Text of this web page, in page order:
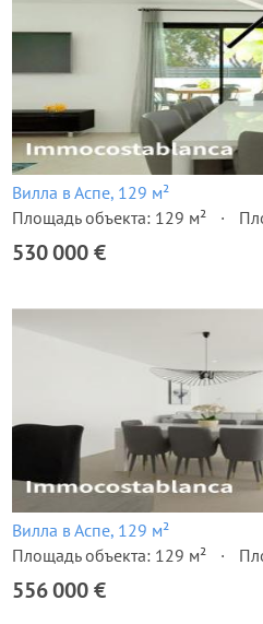
Вилла в Аспе, 129 м²
Площадь объекта: 129 м²
530 000 €
Вилла в Аспе, 129 м²
Площадь объекта: 129 м²
556 000 €